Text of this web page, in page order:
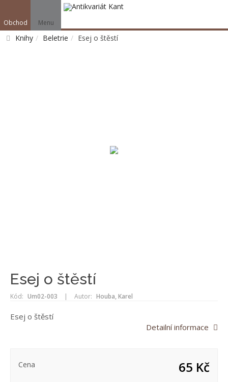
Obchod Menu
Knihy Beletrie Esej o štěstí
Esej o štěstí
Kód: Um02-003 | Autor: Houba, Karel
Esej o štěstí
Detailní informace
Cena 65 Kč